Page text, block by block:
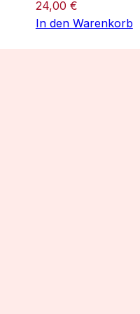
24,00 €
In den Warenkorb